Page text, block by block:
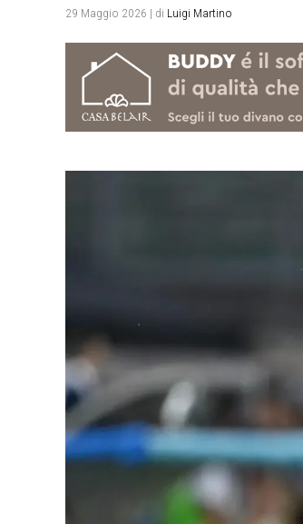
29 Maggio 2026 | di Luigi Martino